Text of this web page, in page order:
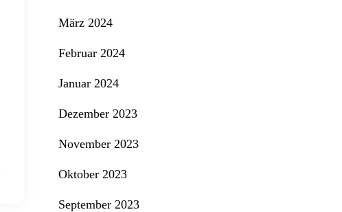
März 2024
Februar 2024
Januar 2024
Dezember 2023
November 2023
Oktober 2023
September 2023